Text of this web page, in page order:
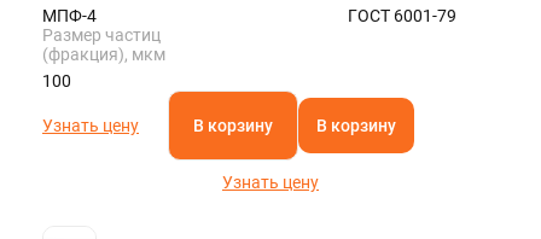
МПФ-4
ГОСТ 6001-79
Размер частиц
(фракция), мкм
100
Узнать цену В корзину В корзину
Узнать цену